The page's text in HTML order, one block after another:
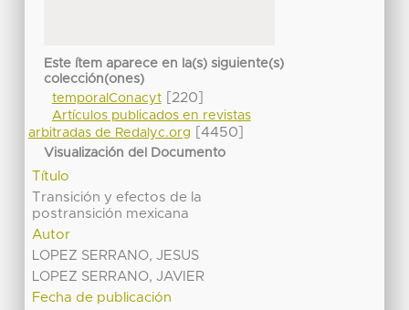
Este ítem aparece en la(s) siguiente(s)
colección(ones)
temporalConacyt[220]
Artículos publicados en revistas
arbitradas de Redalyc.org
[4450]
Visualización del Documento
Título
Transición y efectos de la
postransición mexicana
Autor
LOPEZ SERRANO, JESUS
LOPEZ SERRANO, JAVIER
Fecha de publicación